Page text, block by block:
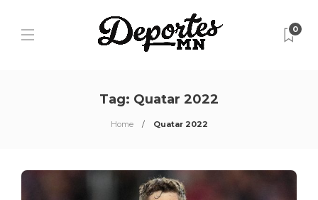
0
Tag: Quatar 2022
Home Quatar 2022